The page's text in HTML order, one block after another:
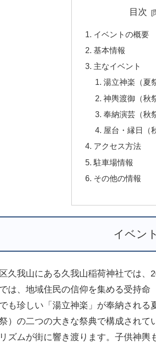
目次
イベントの概要
基本情報
主なイベント
湯立神楽（夏
神輿渡御（秋
奉納演芸（秋
屋台・縁日（
アクセス方法
駐車場情報
その他の情報
イベン
久我山にある久我山稲荷神社では
は、地域住民の信仰を集める受持
も珍しい「湯立神楽」が奉納され
）の二つの大きな祭典で構成され
ズムが街に響き渡ります。子供神